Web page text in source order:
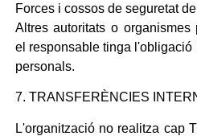
Forces i cossos de seguretat
Altres autoritats o organismes
el responsable tinga
personals.
7. TRANSFERÈNCIES
L'organització no realitza cap